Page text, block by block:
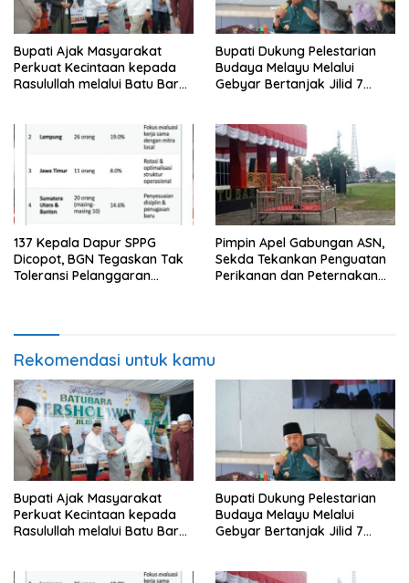
Bupati Ajak Masyarakat
Perkuat Kecintaan kepada
Rasulullah melalui Batu Bara
Bupati Dukung Pelestarian
Budaya Melayu Melalui
Gebyar Bertanjak Jilid 7
137 Kepala Dapur SPPG
Dicopot, BGN Tegaskan Tak
Toleransi Pelanggaran
Pimpin Apel Gabungan ASN,
Sekda Tekankan Penguatan
Perikanan dan Peternakan
Rekomendasi untuk kamu
Bupati Ajak Masyarakat
Perkuat Kecintaan kepada
Rasulullah melalui Batu Bara
Bupati Dukung Pelestarian
Budaya Melayu Melalui
Gebyar Bertanjak Jilid 7